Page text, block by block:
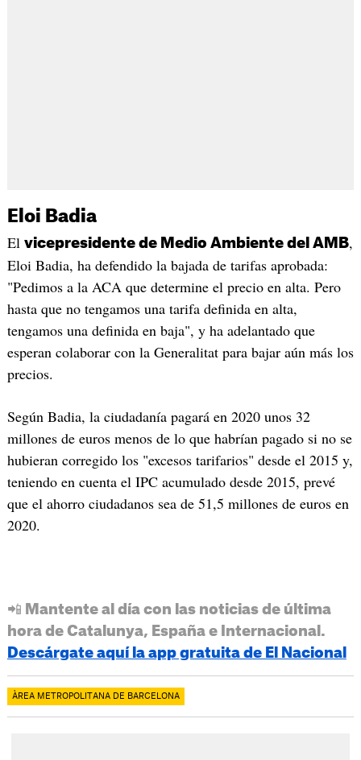
Eloi Badia
El vicepresidente de Medio Ambiente del AMB,
Eloi Badia, ha defendido la bajada de tarifas aprobada:
"Pedimos a la ACA que determine el precio en alta. Pero
hasta que no tengamos una tarifa definida en alta,
tengamos una definida en baja", y ha adelantado que
esperan colaborar con la Generalitat para bajar aún más los
precios.
Según Badia, la ciudadanía pagará en 2020 unos 32
millones de euros menos de lo que habrían pagado si no se
hubieran corregido los "excesos tarifarios" desde el 2015 y,
teniendo en cuenta el IPC acumulado desde 2015, prevé
que el ahorro ciudadanos sea de 51,5 millones de euros en
2020.
📲 Mantente al día con las noticias de última
hora de Catalunya, España e Internacional.
Descárgate aquí la app gratuita de El Nacional
ÀREA METROPOLITANA DE BARCELONA